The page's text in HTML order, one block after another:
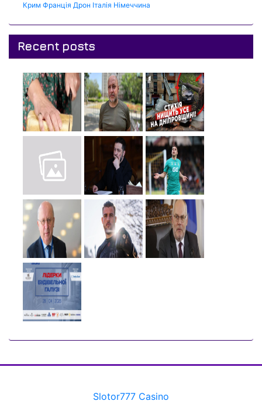
Крим Франція Дрон Італія Німеччина
Recent posts
Slotor777 Casino